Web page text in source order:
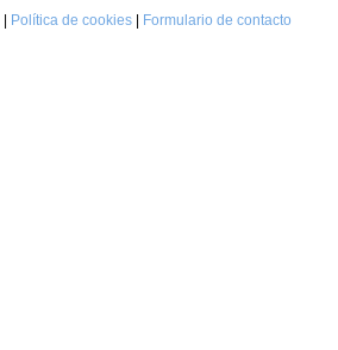
Política de cookies Formulario de contacto